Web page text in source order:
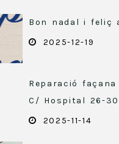
Bon nadal i feliç
2025-12-19
Reparació
C/ Hospital 26-
2025-11-14